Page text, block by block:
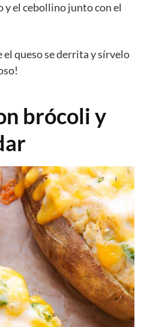
y el cebollino junto con el
el queso se derrita y sírvelo
brócoli y